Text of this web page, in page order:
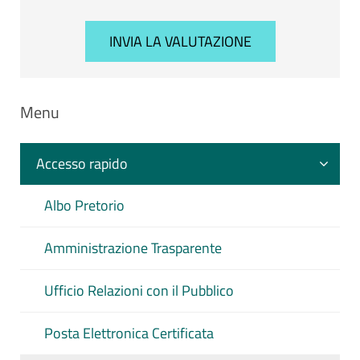
Menu
Accesso rapido
Albo Pretorio
Amministrazione Trasparente
Ufficio Relazioni con il Pubblico
Posta Elettronica Certificata